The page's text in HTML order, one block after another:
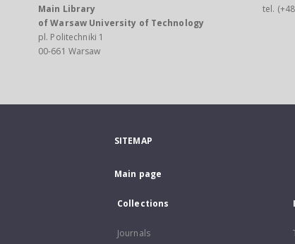
Main Library
of Warsaw University of Technology
pl. Politechniki 1
00-661 Warsaw
tel.
SITEMAP
Main page
Collections
Journals